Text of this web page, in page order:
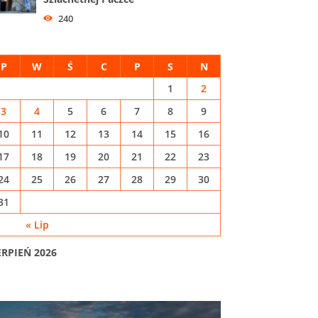
240
2026
P W Ś C P S N
« Lip
1
2
3
4 5 6 7 8
9
11 12 13 14 15
16
18 19 20 21 22
23
25 26 27 28 29
30